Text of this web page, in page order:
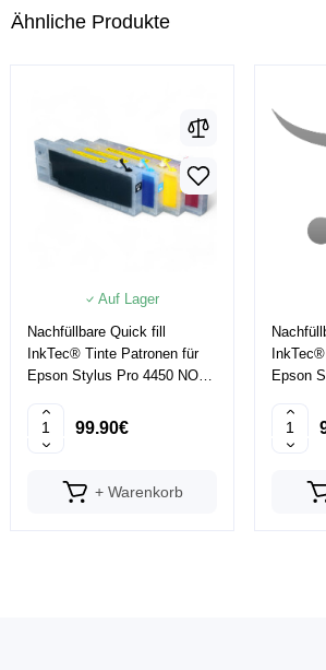
Ähnliche Produkte
Auf Lager
Nachfüllbare Quick fill
InkTec® Tinte Patronen für
Epson Stylus Pro 4450 NON
99.90€
+ Warenkorb
Epson